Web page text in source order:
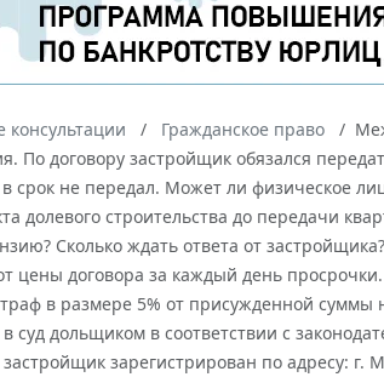
консультации Гражданское право
По договору застройщик обязался
срок не передал. Может ли физическое
долевого строительства до передачи
Сколько ждать ответа от
цены договора за каждый день
в размере 5% от присужденной суммы
дольщиком в соответствии с
зарегистрирован по адресу: